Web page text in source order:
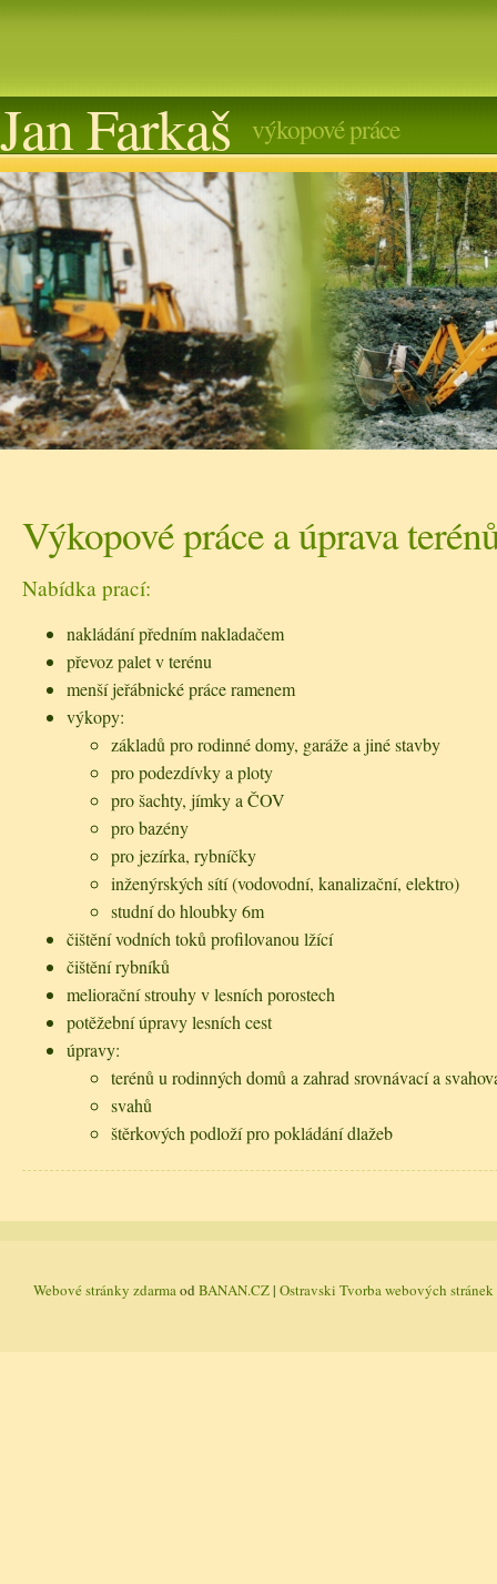
Jan Farkaš výkopové práce
Výkopové práce a úprava
Nabídka prací:
nakládání předním nakladačem
převoz palet v terénu
menší jeřábnické práce ramenem
výkopy:
základů pro rodinné domy, garáže a jiné stavby
pro podezdívky a ploty
pro šachty, jímky a ČOV
pro bazény
pro jezírka, rybníčky
inženýrských sítí (vodovodní, kanalizační, elektro)
studní do hloubky 6m
čištění vodních toků profilovanou lžící
čištění rybníků
meliorační strouhy v lesních porostech
potěžební úpravy lesních cest
úpravy:
terénů u rodinných domů a zahrad srovnávací a
svahů
štěrkových podloží pro pokládání dlažeb
Webové stránky zdarmaod BANAN.CZ| Ostravski Tvorba webových stránek